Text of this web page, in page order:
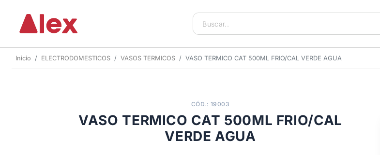
Inicio ELECTRODOMESTICOS VASOS TERMICOS VASO TERMICO CAT 500ML FRIO/CAL VERDE AGUA
CÓD.: 19003
VASO TERMICO CAT 500ML FRIO/CAL
VERDE AGUA